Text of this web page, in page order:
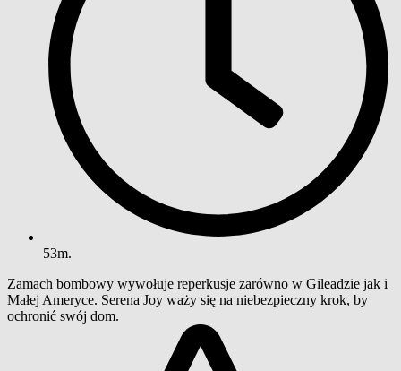
53m.
Zamach bombowy wywołuje reperkusje zarówno w Gileadzie jak i
Małej Ameryce. Serena Joy waży się na niebezpieczny krok, by
ochronić swój dom.